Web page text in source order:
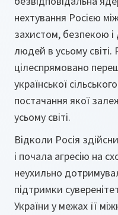
нехтування Росією
захистом, безпекою
людей в усьому світі.
цілеспрямовано
української
постачання якої
усьому світі.
Відколи Росія
і почала агресію на
неухильно
підтримки
України у межах її